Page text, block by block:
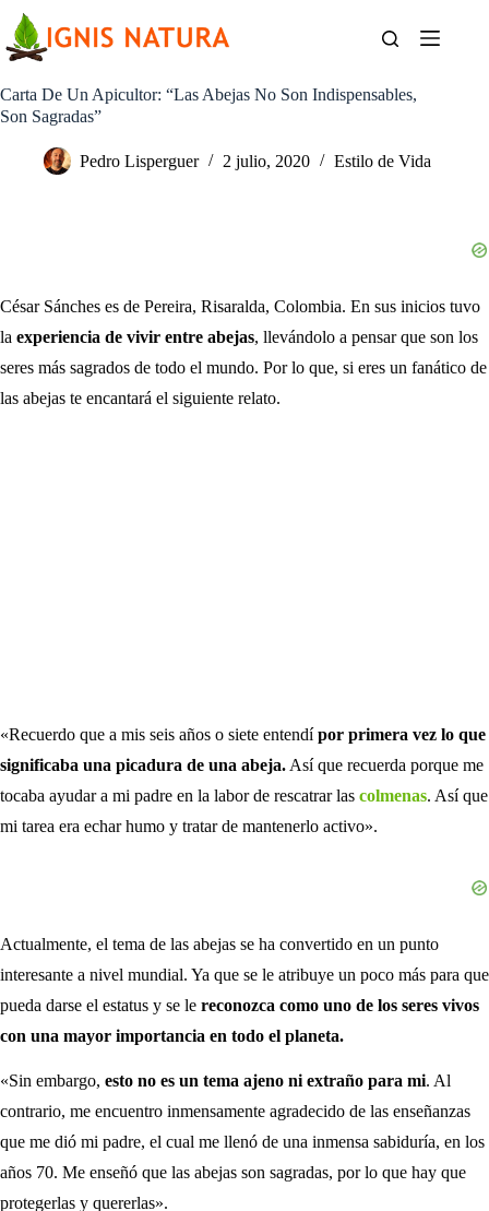
contenido
Carta De Un Apicultor: “Las Abejas No Son Indispensables,
Son Sagradas”
Pedro Lisperguer 2 julio, 2020 Estilo de Vida
César Sánches es de Pereira, Risaralda, Colombia. En sus inicios tuvo
la experiencia de vivir entre abejas, llevándolo a pensar que son los
seres más sagrados de todo el mundo. Por lo que, si eres un fanático de
las abejas te encantará el siguiente relato.
«Recuerdo que a mis seis años o siete entendípor primera vez lo que
significaba una picadura de una abeja. Así que recuerda porque me
tocaba ayudar a mi padre en la labor de rescatrar las colmenas. Así que
mi tarea era echar humo y tratar de mantenerlo activo».
Actualmente, el tema de las abejas se ha convertido en un punto
interesante a nivel mundial. Ya que se le atribuye un poco más para que
pueda darse el estatus y se le reconozca como uno de los seres vivos
con una mayor importancia en todo el planeta.
«Sin embargo, esto no es un tema ajeno ni extraño para mi. Al
contrario, me encuentro inmensamente agradecido de las enseñanzas
que me dió mi padre, el cual me llenó de una inmensa sabiduría, en los
años 70. Me enseñó que las abejas son sagradas, por lo que hay que
protegerlas y quererlas».